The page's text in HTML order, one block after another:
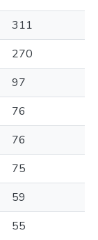
311
270
97
76
76
75
59
55